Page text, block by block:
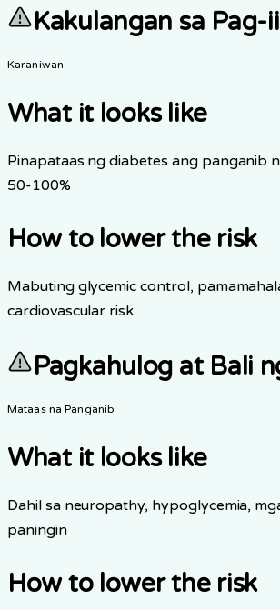
Kakulangan sa Pag-
Karaniwan
What it looks like
Pinapataas ng diabetes ang panganib
50-100%
How to lower the risk
Mabuting glycemic control,
cardiovascular risk
Pagkahulog at Bali
Mataas na Panganib
What it looks like
Dahil sa neuropathy, hypoglycemia,
paningin
How to lower the risk